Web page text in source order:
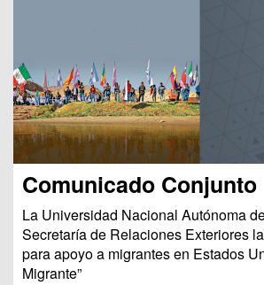
Comunicado Conjunto
La Universidad Nacional Autónoma
Secretaría de Relaciones Exteriores
para apoyo a migrantes en Estados
Migrante”